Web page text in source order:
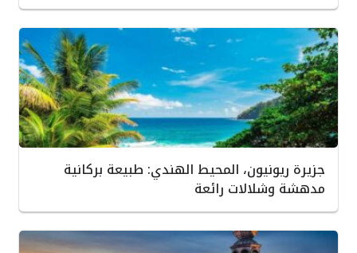
جزيرة ريونيون، المحيط الهندي: طبيعة بركانية
مدهشة وشلالات رائعة